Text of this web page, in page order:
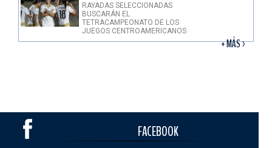
RAYADAS SELECCIONADAS
BUSCARÁN EL
TETRACAMPEONATO DE LOS
JUEGOS CENTROAMERICANOS
+ MÁS >
FACEBOOK